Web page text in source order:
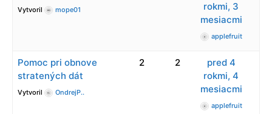
Vytvoril mope01
rokmi, 3
mesiacmi
applefruit
Pomoc pri obnove
stratených dát
Vytvoril OndrejP..
2 2
pred 4
rokmi, 4
mesiacmi
applefruit